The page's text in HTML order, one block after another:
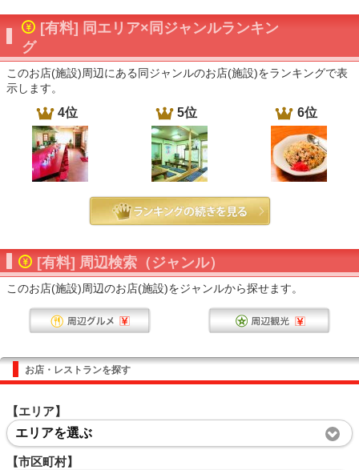
[有料] 同エリア×同ジャンルランキン
グ
このお店(施設)周辺にある同ジャンルのお店(施設)をランキングで表
示します。
4位 5位 6位
[有料] 周辺検索（ジャンル）
このお店(施設)周辺のお店(施設)をジャンルから探せます。
お店・レストランを探す
【エリア】
エリアを選ぶ
【市区町村】